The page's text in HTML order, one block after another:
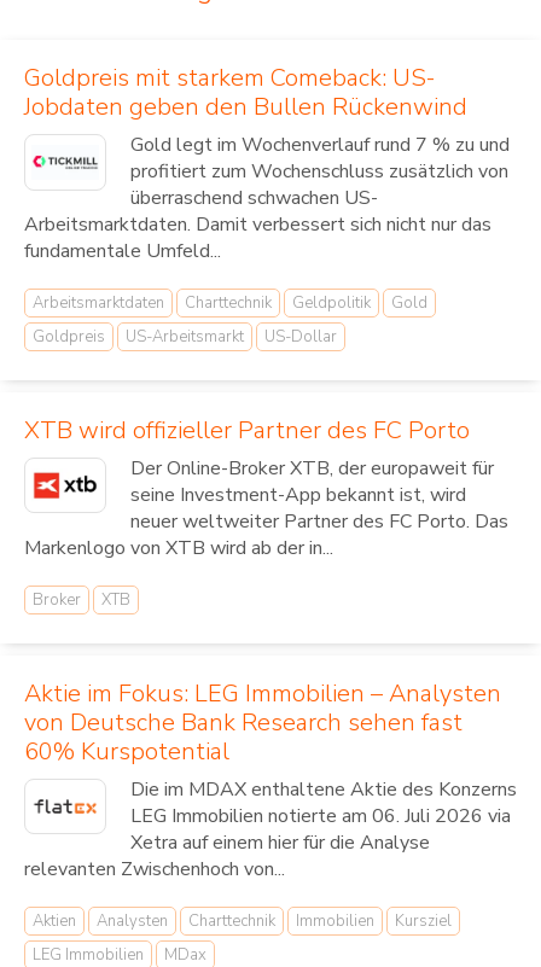
Goldpreis mit starkem Comeback: US-
Jobdaten geben den Bullen Rückenwind
Gold legt im Wochenverlauf rund 7 % zu und
profitiert zum Wochenschluss zusätzlich von
überraschend schwachen US-
Arbeitsmarktdaten. Damit verbessert sich nicht nur das
fundamentale Umfeld...
Arbeitsmarktdaten Charttechnik Geldpolitik
Gold
Goldpreis
US-Arbeitsmarkt US-Dollar
XTB wird offizieller Partner des FC Porto
Der Online-Broker XTB, der europaweit für
seine Investment-App bekannt ist, wird
neuer weltweiter Partner des FC Porto. Das
Markenlogo von XTB wird ab der in...
Broker XTB
Aktie im Fokus: LEG Immobilien – Analysten
von Deutsche Bank Research sehen fast
60% Kurspotential
Die im MDAX enthaltene Aktie des Konzerns
LEG Immobilien notierte am 06. Juli 2026 via
Xetra auf einem hier für die Analyse
relevanten Zwischenhoch von...
Aktien Analysten Charttechnik Immobilien
Kursziel
LEG Immobilien
MDax